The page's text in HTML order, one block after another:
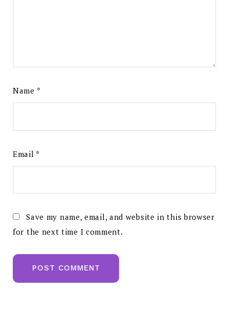
Name *
Email *
Save my name, email, and website in this browser
for the next time I comment.